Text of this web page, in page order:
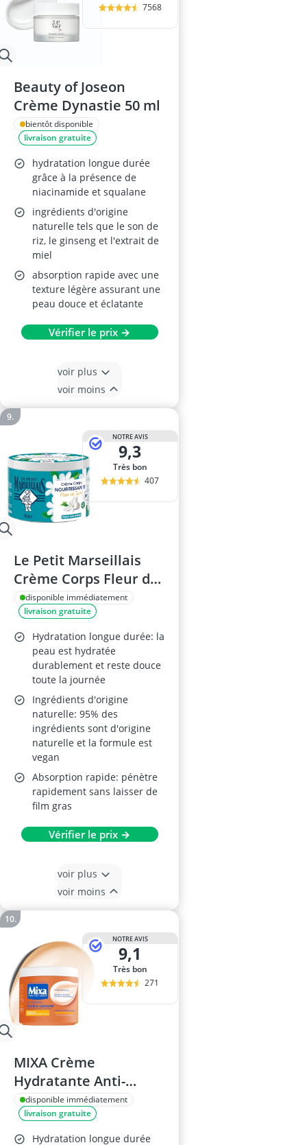
7568
Beauty of Joseon
Crème Dynastie 50 ml
bientôt disponible
livraison gratuite
hydratation longue durée
grâce à la présence de
niacinamide et squalane
ingrédients d'origine
naturelle tels que le son de
riz, le ginseng et l'extrait de
miel
absorption rapide avec une
texture légère assurant une
peau douce et éclatante
Vérifier le prix →
voir plus
voir moins
NOTRE AVIS
9,3
Très bon
407
Le Petit Marseillais
Crème Corps Fleur de
Tiaré 380 ml
disponible immédiatement
livraison gratuite
Hydratation longue durée: la
peau est hydratée
durablement et reste douce
toute la journée
Ingrédients d'origine
naturelle: 95% des
ingrédients sont d'origine
naturelle et la formule est
vegan
Absorption rapide: pénètre
rapidement sans laisser de
film gras
Vérifier le prix →
voir plus
voir moins
NOTRE AVIS
9,1
Très bon
271
MIXA Crème
Hydratante Anti-
Grisaille 400 ml –
Beurre de Cacao Pur &
Karité – Pour Peaux
disponible immédiatement
livraison gratuite
Hydratation longue durée